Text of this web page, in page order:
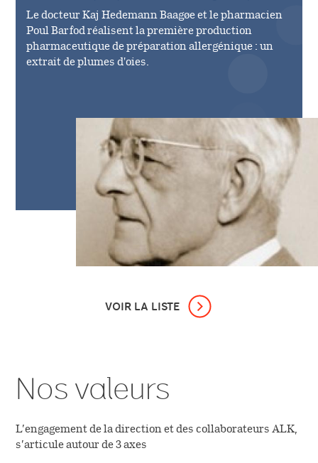
Le docteur Kaj Hedemann Baagøe et le pharmacien
Poul Barfod réalisent la première production
pharmaceutique de préparation allergénique : un
extrait de plumes d'oies.
VOIR LA LISTE
pharmacien Poul Barfod réalisent la première
production pharmaceutique de préparation
Nos valeurs
L’engagement de la direction et des collaborateurs ALK,
s’articule autour de 3 axes